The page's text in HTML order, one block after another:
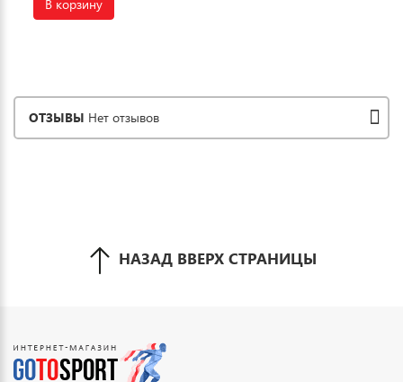
В корзину
ОТЗЫВЫ Нет отзывов
НАЗАД ВВЕРХ СТРАНИЦЫ